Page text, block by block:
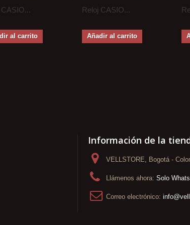
al carrito
Reloj CASIO...
Añadir al carrito
Información de la
VELLSTORE, Bogotá -
Llámenos ahora: Solo
Correo electrónico: